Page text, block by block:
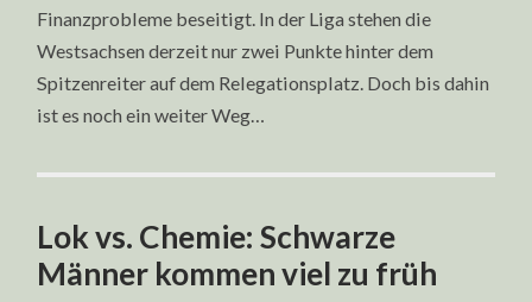
Finanzprobleme beseitigt. In der Liga stehen die
Westsachsen derzeit nur zwei Punkte hinter dem
Spitzenreiter auf dem Relegationsplatz. Doch bis dahin
ist es noch ein weiter Weg…
Lok vs. Chemie: Schwarze
Männer kommen viel zu früh